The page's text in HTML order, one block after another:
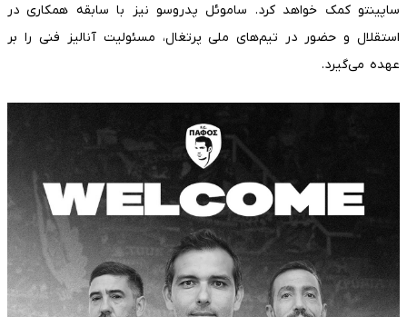
ساپینتو کمک خواهد کرد. ساموئل پدروسو نیز با سابقه همکاری در
استقلال و حضور در تیم‌های ملی پرتغال، مسئولیت آنالیز فنی را بر
عهده می‌گیرد.